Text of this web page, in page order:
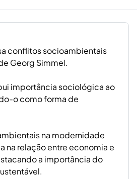
conflitos socioambientais
Georg Simmel.
importância sociológica ao
o como forma de
na modernidade
na relação entre economia e
a importância do